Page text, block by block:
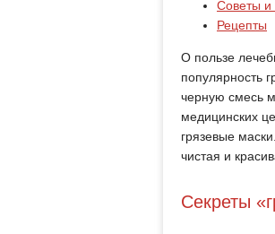
Советы
Рецепты
О пользе
популярность
черную смесь
медицинских
грязевые
чистая и
Секреты